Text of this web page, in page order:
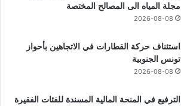
مجلة المياه الى المصالح المختصة
2026-08-08
استئناف حركة القطارات في الاتجاهين بأحواز
تونس الجنوبية
2026-08-08
الترفيع في المنحة المالية المسندة للفئات الفقيرة